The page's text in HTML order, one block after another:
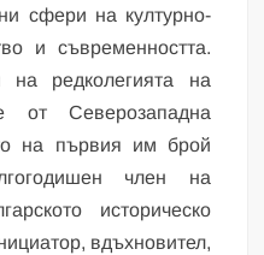
сфери на културно-
и съвременността.
редколегията на
от Северозападна
на първия им брой
член на
историческо
вдъхновител,